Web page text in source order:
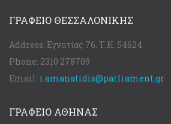
ΓΡΑΦΕΊΟ ΘΕΣΣΑΛΟΝΊΚΗΣ
Address: Εγνατίας 76, Τ.Κ. 54624
Phone: 2310 278709
Email: i.amanatidis@parliament.gr
ΓΡΑΦΕΊΟ ΑΘΉΝΑΣ